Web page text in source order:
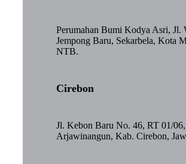
Perumahan Bumi Kodya Asri, Jl.
Jempong Baru, Sekarbela, Kota
NTB.
Cirebon
Jl. Kebon Baru No. 46, RT 01/06,
Arjawinangun, Kab. Cirebon,